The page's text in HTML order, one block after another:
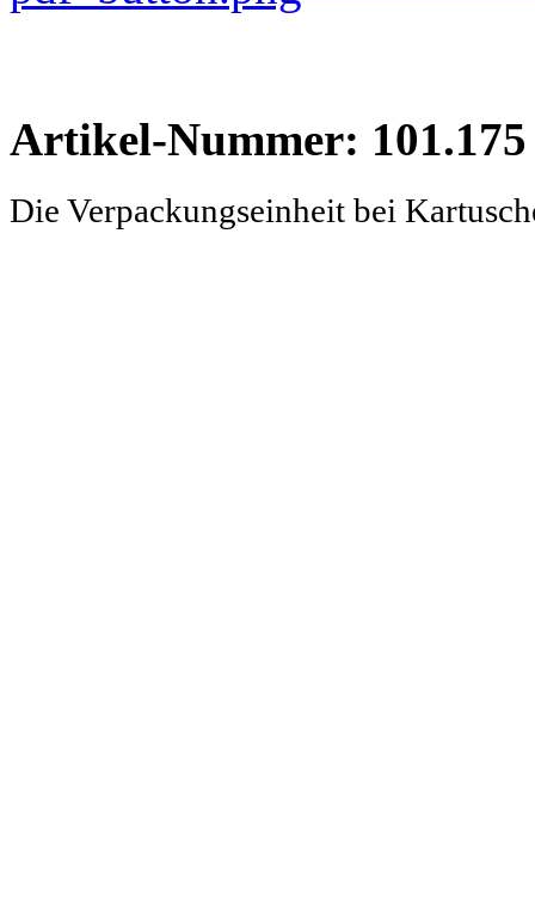
Artikel-Nummer:
Die Verpackungseinheit bei